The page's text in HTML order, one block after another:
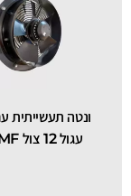
ונטה תעשייתית
עגול 12 צול RWMF